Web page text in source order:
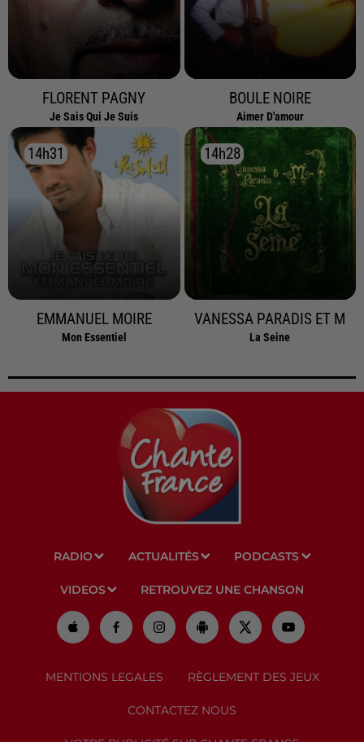
FLORENT PAGNY
Je Sais Qui Je Suis
BOULE NOIRE
Aimer D'amour
14h31
14h31
EMMANUEL MOIRE
Mon Essentiel
14h28
14h28
VANESSA PARADIS ET M
La Seine
RADIO ACTUALITÉS PODCASTS
VIDEOS RETROUVEZ UNE CHANSON
MENTIONS LEGALES RÈGLEMENT DES JEUX
CONTACTEZ NOUS